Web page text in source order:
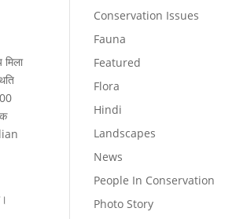
Conservation Issues
Fauna
Featured
Flora
Hindi
Landscapes
News
People In Conservation
Photo Story